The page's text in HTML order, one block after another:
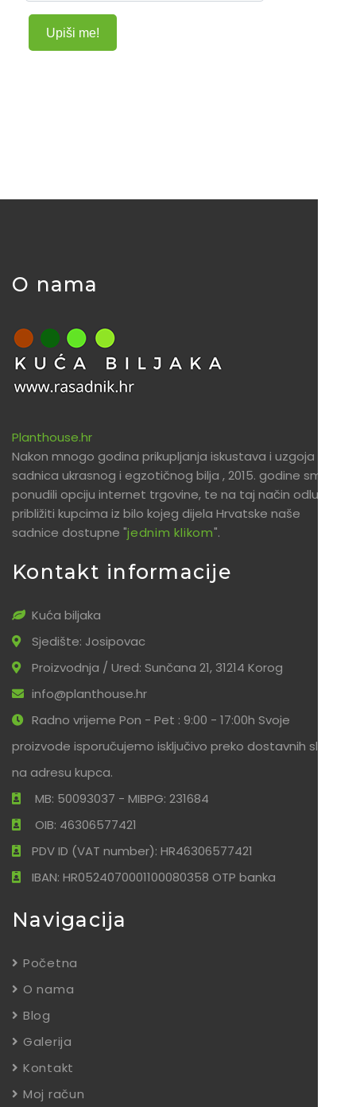
Upiši me!
O nama
Planthouse.hr
Nakon mnogo godina prikupljanja iskustava i uzgoja
sadnica ukrasnog i egzotičnog bilja , 2015. godine smo
ponudili opciju internet trgovine, te na taj način odlučili
približiti kupcima iz bilo kojeg dijela Hrvatske naše
sadnice dostupne "jednim klikom".
Kontakt informacije
Kuća biljaka
Sjedište: Josipovac
Proizvodnja / Ured: Sunčana 21, 31214 Korog
info@planthouse.hr
Radno vrijeme Pon - Pet : 9:00 - 17:00h Svoje
proizvode isporučujemo isključivo preko dostavnih službi
na adresu kupca.
MB: 50093037 - MIBPG: 231684
OIB: 46306577421
PDV ID (VAT number): HR46306577421
IBAN: HR0524070001100080358 OTP banka
Navigacija
Početna
O nama
Blog
Galerija
Kontakt
Moj račun